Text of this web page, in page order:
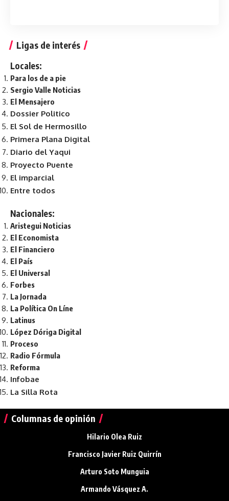
Ligas de interés
Locales:
Para los de a pie
Sergio Valle Noticias
El Mensajero
Dossier Politico
El Sol de Hermosillo
Primera Plana Digital
Diario del Yaqui
Proyecto Puente
El imparcial
Entre todos
Nacionales:
Aristegui Noticias
El Economista
El Financiero
El País
El Universal
Forbes
La Jornada
La Política On Líne
Latinus
López Dóriga Digital
Proceso
Radio Fórmula
Reforma
Infobae
La Silla Rota
Columnas de opinión
Hilario Olea Ruiz
Francisco Javier Ruiz Quirrín
Arturo Soto Munguia
Armando Vásquez A.